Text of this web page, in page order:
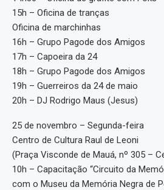
15h – Oficina de tranças
Oficina de marchinhas
16h – Grupo Pagode dos Amigos
17h – Capoeira da 24
18h – Grupo Pagode dos Amigos
19h – Guerreiros da 24 de maio
20h – DJ Rodrigo Maus (Jesus)
25 de novembro – Segunda-feira
Centro de Cultura Raul de Leoni
(Praça Visconde de Mauá, nº 305 –
10h – Capacitação “Circuito da
com o Museu da Memória Negra de